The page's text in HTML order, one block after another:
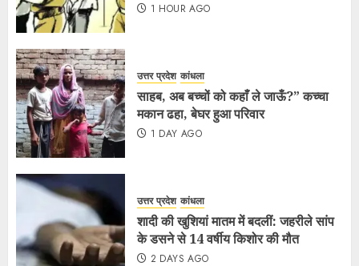
1 HOUR AGO
उत्तर प्रदेश कांधला
साहब, अब बच्चों को कहाँ ले जाऊँ?” कच्चा
मकान ढहा, बेघर हुआ परिवार
1 DAY AGO
उत्तर प्रदेश कांधला
शादी की खुशियां मातम में बदलीं: जहरीले सांप
के डसने से 14 वर्षीय किशोर की मौत
2 DAYS AGO